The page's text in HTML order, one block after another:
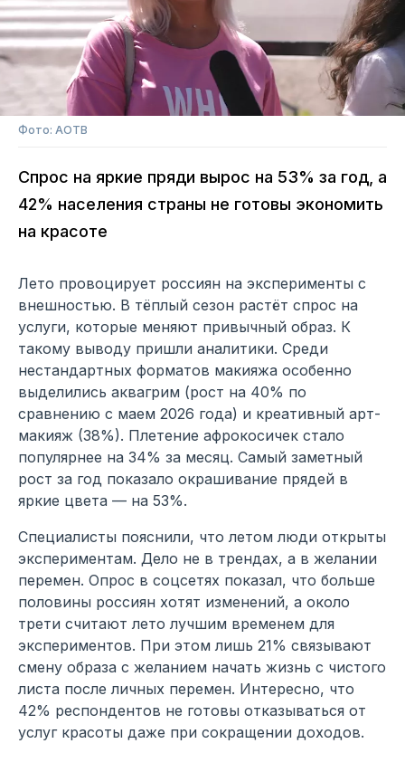
Фото: АОТВ
Спрос на яркие пряди вырос на 53% за год, а
42% населения страны не готовы экономить
на красоте
Лето провоцирует россиян на эксперименты с
внешностью. В тёплый сезон растёт спрос на
услуги, которые меняют привычный образ. К
такому выводу пришли аналитики. Среди
нестандартных форматов макияжа особенно
выделились аквагрим (рост на 40% по
сравнению с маем 2026 года) и креативный арт-
макияж (38%). Плетение афрокосичек стало
популярнее на 34% за месяц. Самый заметный
рост за год показало окрашивание прядей в
яркие цвета — на 53%.
Специалисты пояснили, что летом люди открыты
экспериментам. Дело не в трендах, а в желании
перемен. Опрос в соцсетях показал, что больше
половины россиян хотят изменений, а около
трети считают лето лучшим временем для
экспериментов. При этом лишь 21% связывают
смену образа с желанием начать жизнь с чистого
листа после личных перемен. Интересно, что
42% респондентов не готовы отказываться от
услуг красоты даже при сокращении доходов.